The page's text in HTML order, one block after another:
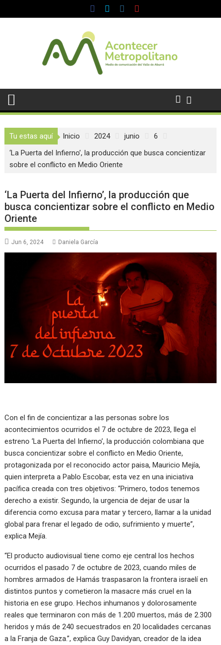
al
Tu estas aquí Inicio 2024 junio
6
‘La Puerta del Infierno’, la producción que busca concientizar
sobre el conflicto en Medio Oriente
‘La Puerta del Infierno’, la producción que
busca concientizar sobre el conflicto en Medio
Oriente
Jun 6, 2024 Daniela García
Con el fin de concientizar a las personas sobre los
acontecimientos ocurridos el 7 de octubre de 2023, llega el
estreno ‘La Puerta del Infierno’, la producción colombiana que
busca concientizar sobre el conflicto en Medio Oriente,
protagonizada por el reconocido actor paisa, Mauricio Mejía,
quien interpreta a Pablo Escobar, esta vez en una iniciativa
pacífica creada con tres objetivos: “Primero, todos tenemos
derecho a existir. Segundo, la urgencia de dejar de usar la
diferencia como excusa para matar y tercero, llamar a la unidad
global para frenar el legado de odio, sufrimiento y muerte”,
explica Mejía.
“El producto audiovisual tiene como eje central los hechos
ocurridos el pasado 7 de octubre de 2023, cuando miles de
hombres armados de Hamás traspasaron la frontera israelí en
distintos puntos y cometieron la masacre más cruel en la
historia en ese grupo. Hechos inhumanos y dolorosamente
reales que terminaron con más de 1.200 muertos, más de 2.300
heridos y más de 240 secuestrados en 20 localidades cercanas
a la Franja de Gaza.”, explica Guy Davidyan, creador de la idea